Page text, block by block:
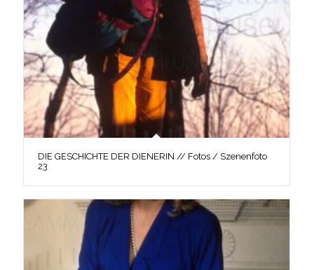
DIE GESCHICHTE DER DIENERIN // Fotos / Szenenfoto
23